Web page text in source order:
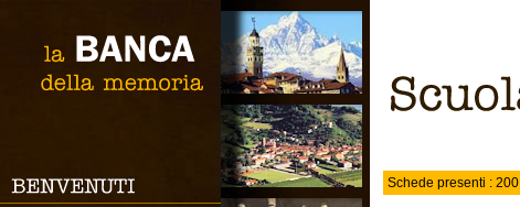
RICERCA SEMPLICE
Ricerca
Schede presenti : 200